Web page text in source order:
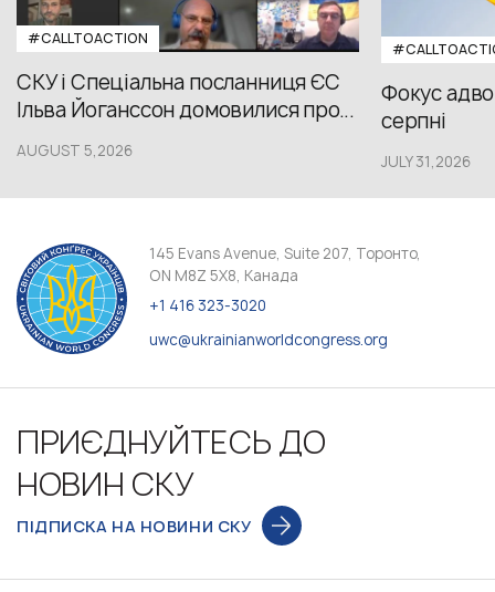
#CALLTOACTION
СКУ і Спеціальна посланниця ЄС
Ільва Йоганссон домовилися про...
AUGUST 5,2026
Фокус
серпні
JULY 31,2026
145 Evans Avenue, Suite 207, Торонто,
ON M8Z 5X8, Канада
+1 416 323-3020
uwc@ukrainianworldcongress.org
ПРИЄДНУЙТЕСЬ ДО
НОВИН СКУ
ПІДПИСКА НА НОВИНИ СКУ